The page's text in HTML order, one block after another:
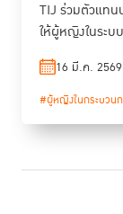
ปฏิบัติต่อผู้กระทำผิด
อาญาและการปฏิรูปเ
ความเท่าเทียมทาง
TIJ ร่วมตัวแท
ให้ผู้หญิงในระบ
16 มี.ค. 2569
#ผู้หญิงในกระบวน